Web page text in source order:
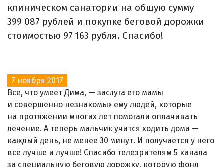
клиническом санатории на общую сумму
399 087 рублей и покупке беговой дорожки
стоимостью 97 163 рубля. Спасибо!
7 ноября 2017
Все, что умеет Дима, — заслуга его мамы
и совершенно незнакомых ему людей, которые
на протяжении многих лет помогали оплачивать
лечение. А теперь мальчик учится ходить дома —
каждый день, не менее 30 минут. И получается у него
все лучше и лучше! Спасибо телезрителям 5 канала
за специальную беговую дорожку, которую фонд